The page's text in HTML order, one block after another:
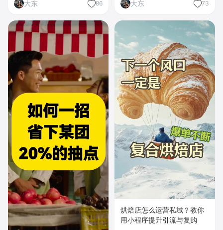
大东
86
大东
73
烘焙店怎么运营私域？教你
用小程序提升引流与复购